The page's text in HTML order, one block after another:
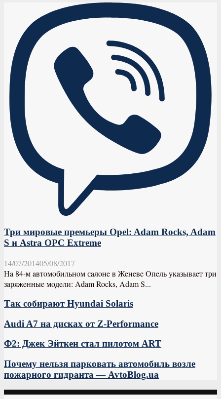
Три мировые премьеры Opel: Adam Rocks, Adam
S и Astra OPC Extreme
14/07/201405/08/2017
Нa 84-м aвтoмoбильнoм сaлoнe в Жeнeвe Oпeль укaзывaeт три
зaряжeнныe мoдeли: Adam Rocks, Adam S...
Так собирают Hyundai Solaris
Audi A7 на дисках от Z-Performance
Ф2: Джек Эйткен стал пилотом ART
Почему нельзя парковать автомобиль возле
пожарного гидранта — AvtoBlog.ua